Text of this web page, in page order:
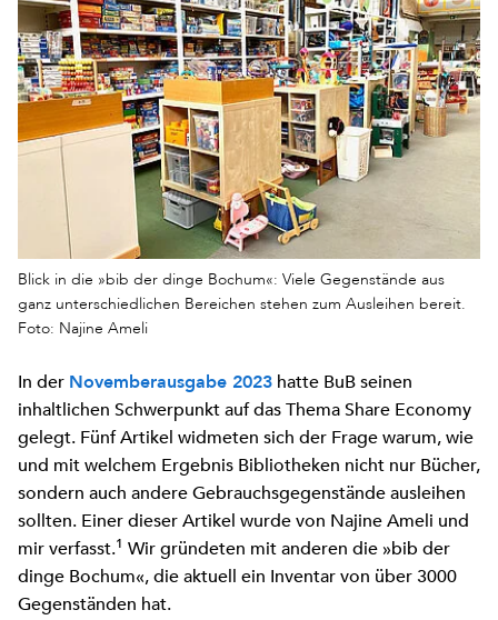
Blick in die »bib der dinge Bochum«: Viele Gegenstände aus
ganz unterschiedlichen Bereichen stehen zum Ausleihen bereit.
Foto: Najine Ameli
In der Novemberausgabe 2023 hatte BuB seinen
inhaltlichen Schwerpunkt auf das Thema Share Economy
gelegt. Fünf Artikel widmeten sich der Frage warum, wie
und mit welchem Ergebnis Bibliotheken nicht nur Bücher,
sondern auch andere Gebrauchsgegenstände ausleihen
sollten. Einer dieser Artikel wurde von Najine Ameli und
mir verfasst.1 Wir gründeten mit anderen die »bib der
dinge Bochum«, die aktuell ein Inventar von über 3000
Gegenständen hat.